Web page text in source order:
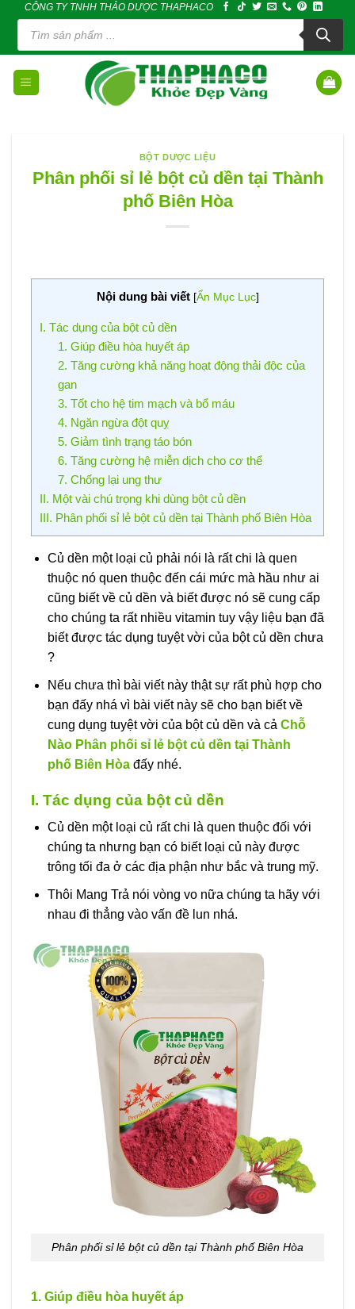
content
CÔNG TY TNHH THẢO DƯỢC THAPHACO
Tìm
kiếm
phẩm
BỘT DƯỢC LIỆU
Phân phối sỉ lẻ bột củ dền tại Thành
phố Biên Hòa
Nội dung bài viết [Ẩn Mục Lục]
I. Tác dụng của bột củ dền
1. Giúp điều hòa huyết áp
2. Tăng cường khả năng hoạt động thải độc của
gan
3. Tốt cho hệ tim mạch và bổ máu
4. Ngăn ngừa đột quỵ
5. Giảm tình trạng táo bón
6. Tăng cường hệ miễn dịch cho cơ thể
7. Chống lại ung thư
II. Một vài chú trọng khi dùng bột củ dền
III. Phân phối sỉ lẻ bột củ dền tại Thành phố Biên Hòa
Củ dền một loại củ phải nói là rất chi là quen
thuộc nó quen thuộc đến cái mức mà hầu như ai
cũng biết về củ dền và biết được nó sẽ cung cấp
cho chúng ta rất nhiều vitamin tuy vậy liệu bạn đã
biết được tác dụng tuyệt vời của bột củ dền chưa
?
Nếu chưa thì bài viết này thật sự rất phù hợp cho
bạn đấy nhá vì bài viết này sẽ cho bạn biết về
cung dụng tuyệt vời của bột củ dền và cả Chỗ
Nào Phân phối sỉ lẻ bột củ dền tại Thành
phố Biên Hòa đấy nhé.
I. Tác dụng của bột củ dền
Củ dền một loại củ rất chi là quen thuộc đối với
chúng ta nhưng bạn có biết loại củ này được
trông tối đa ở các địa phận như bắc và trung mỹ.
Thôi Mang Trả nói vòng vo nữa chúng ta hãy với
nhau đi thẳng vào vấn đề lun nhá.
Phân phối sỉ lẻ bột củ dền tại Thành phố Biên Hòa
1. Giúp điều hòa huyết áp